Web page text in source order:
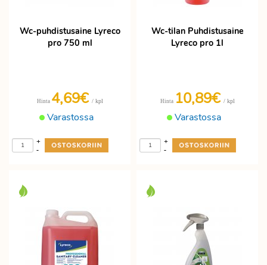
Wc-puhdistusaine Lyreco
pro 750 ml
Varastossa
Hinta 4,69€ / kpl
-
+
Wc-tilan Puhdistusaine
Lyreco pro 1l
Varastossa
Hinta 10,89€ / kpl
-
+